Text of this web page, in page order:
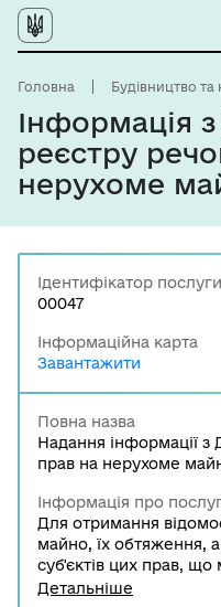
Головна Будівництво та
Інформація
реєстру
нерухоме
Ідентифікатор послуги
00047
Інформаційна карта
Завантажити
Повна назва
Надання інформації
прав на нерухоме
Інформація про
Для отримання
майно, їх обтяження,
суб'єктів цих прав,
реєстру речових прав
Детальніше